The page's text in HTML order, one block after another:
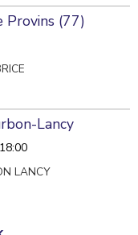
Provins (77)
Lancy
LANCY